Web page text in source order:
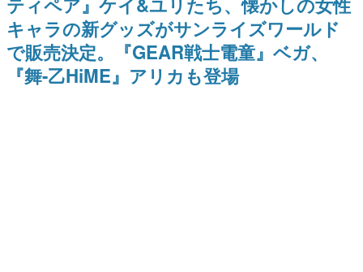
聞きし、ヒットする企画（ゲーム）とは何か？を探ってい
きます。
この物語を解いてはいけない。『赫本』は、〈試験問題〉
の形をした短編ホラー小説集です。
ら8月20日までの期間限定で開
催予定
キャラの新グッズがサンライズワールド
で販売決定。『GEAR戦士電童』ベガ、
『舞-乙HiME』アリカも登場